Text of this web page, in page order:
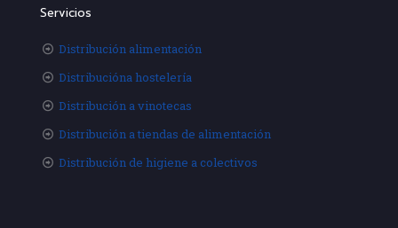
Servicios
Distribución alimentación
Distribucióna hostelería
Distribución a vinotecas
Distribución a tiendas de alimentación
Distribución de higiene a colectivos